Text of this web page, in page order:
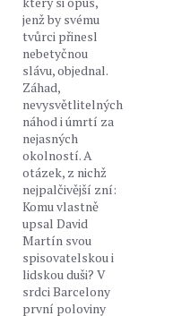
jenž by svému
tvůrci přinesl
nebetyčnou
slávu, objednal.
Záhad,
nevysvětlitelných
náhod i úmrtí za
nejasných
okolností. A
otázek, z nichž
nejpalčivější zní:
Komu vlastně
upsal David
Martín svou
spisovatelskou i
lidskou duši? V
srdci Barcelony
první poloviny